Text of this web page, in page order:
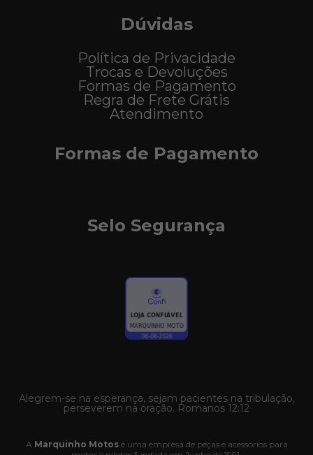
Dúvidas
Política de Privacidade
Trocas e Devoluções
Formas de Pagamento
Regra de Frete Grátis
Atendimento
Formas de Pagamento
Selo Segurança
Alegrem-se na esperança, sejam pacientes na tribulação,
perseverem na oração. Romanos 12:12
A Marquinho Motosé uma empresa de peças e acessórios para